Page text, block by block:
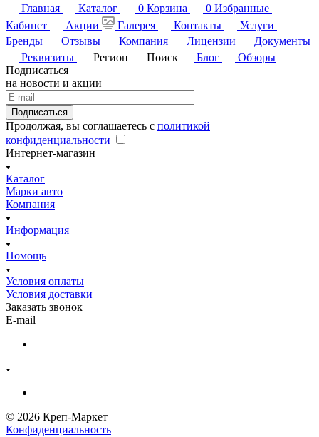
Главная
Каталог 0 Корзина 0 Избранные
Кабинет
Акции Галерея Контакты
Услуги
Бренды
Отзывы Компания Лицензии
Документы
Реквизиты
Регион Поиск Блог
Обзоры
Подписаться
на новости и акции
Подписаться
Продолжая, вы соглашаетесь с политикой
конфиденциальности
Интернет-магазин
Каталог
Марки авто
Компания
Информация
Помощь
Условия оплаты
Условия доставки
Заказать звонок
E-mail
© 2026 Креп-Маркет
Конфиденциальность